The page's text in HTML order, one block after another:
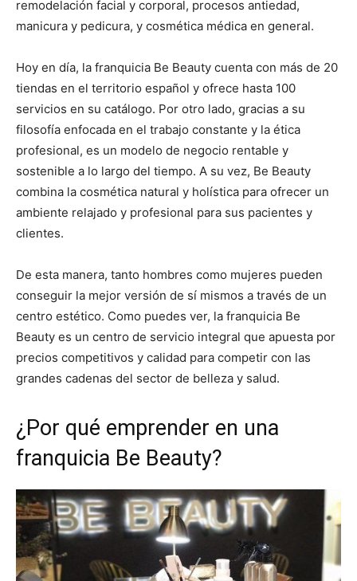
remodelación facial y corporal, procesos antiedad,
manicura y pedicura, y cosmética médica en general.
Hoy en día, la franquicia Be Beauty cuenta con más de 20
tiendas en el territorio español y ofrece hasta 100
servicios en su catálogo. Por otro lado, gracias a su
filosofía enfocada en el trabajo constante y la ética
profesional, es un modelo de negocio rentable y
sostenible a lo largo del tiempo. A su vez, Be Beauty
combina la cosmética natural y holística para ofrecer un
ambiente relajado y profesional para sus pacientes y
clientes.
De esta manera, tanto hombres como mujeres pueden
conseguir la mejor versión de sí mismos a través de un
centro estético. Como puedes ver, la franquicia Be
Beauty es un centro de servicio integral que apuesta por
precios competitivos y calidad para competir con las
grandes cadenas del sector de belleza y salud.
¿Por qué emprender en una
franquicia Be Beauty?